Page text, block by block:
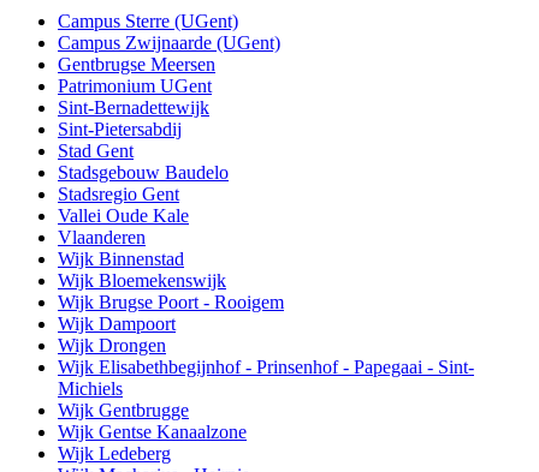
Campus Sterre (UGent)
Campus Zwijnaarde (UGent)
Gentbrugse Meersen
Patrimonium UGent
Sint-Bernadettewijk
Sint-Pietersabdij
Stad Gent
Stadsgebouw Baudelo
Stadsregio Gent
Vallei Oude Kale
Vlaanderen
Wijk Binnenstad
Wijk Bloemekenswijk
Wijk Brugse Poort - Rooigem
Wijk Dampoort
Wijk Drongen
Wijk Elisabethbegijnhof - Prinsenhof - Papegaai - Sint-
Michiels
Wijk Gentbrugge
Wijk Gentse Kanaalzone
Wijk Ledeberg